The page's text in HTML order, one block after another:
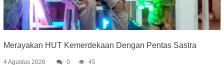
Merayakan HUT Kemerdekaan Dengan Pentas Sastra
4 Agustus 2026 0 45